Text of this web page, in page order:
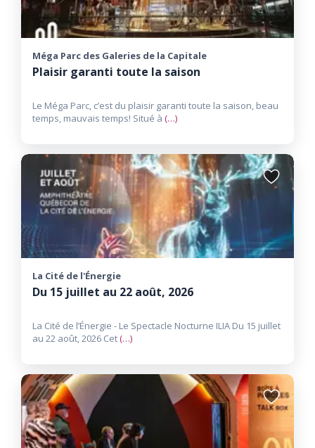
Méga Parc des Galeries de la Capitale
Plaisir garanti toute la saison
Le Méga Parc, c’est du plaisir garanti toute la saison, beau
temps, mauvais temps! Situé à (…)
Ajouter
aux
La Cité de l'Énergie
Du 15 juillet au 22 août, 2026
La Cité de l’Énergie - Le Spectacle Nocturne ILIA Du 15 juillet
au 22 août, 2026​ Cet(…)
Ajouter
aux